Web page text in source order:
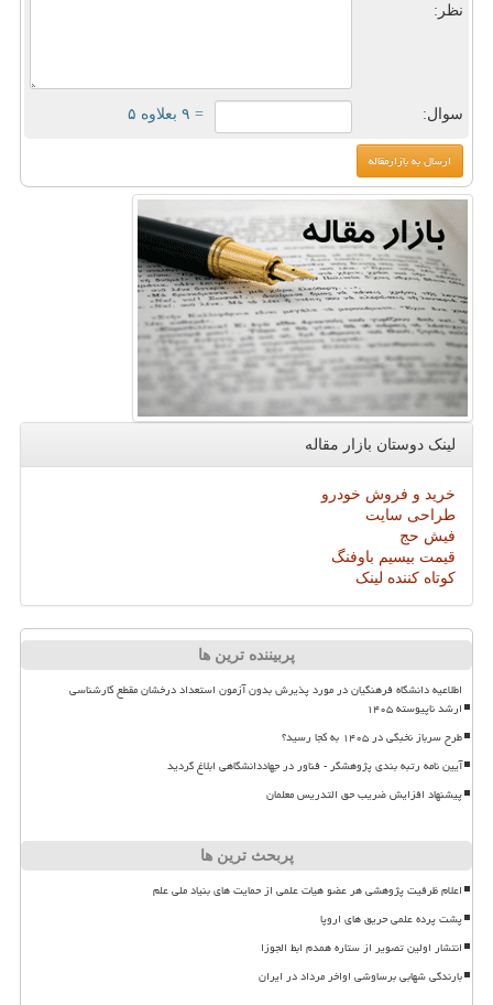
نظر:
سوال: = ۹ بعلاوه ۵
لینک دوستان بازار مقاله
خرید و فروش خودرو
طراحی سایت
فیش حج
قیمت بیسیم باوفنگ
کوتاه کننده لینک
پربیننده ترین ها
اطلاعیه دانشگاه فرهنگیان در مورد پذیرش بدون آزمون استعداد درخشان مقطع کارشناسی
ارشد ناپیوسته ۱۴۰۵
طرح سرباز نخبگی در ۱۴۰۵ به کجا رسید؟
آیین نامه رتبه بندی پژوهشگر - فناور در جهاددانشگاهی ابلاغ گردید
پیشنهاد افزایش ضریب حق التدریس معلمان
پربحث ترین ها
اعلام ظرفیت پژوهشی هر عضو هیات علمی از حمایت های بنیاد ملی علم
پشت پرده علمی حریق های اروپا
انتشار اولین تصویر از ستاره همدم ابط الجوزا
بارندگی شهابی برساوشی اواخر مرداد در ایران